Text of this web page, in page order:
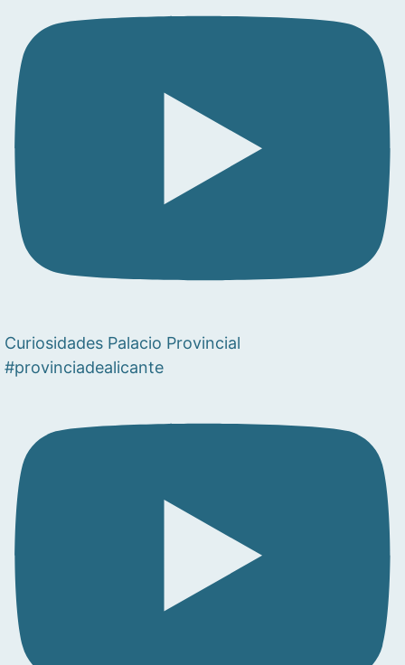
Curiosidades Palacio Provincial
#provinciadealicante